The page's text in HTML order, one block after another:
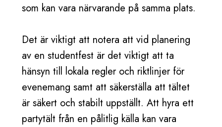
som kan vara närvarande på samma plats.
Det är viktigt att notera att vid planering
av en studentfest är det viktigt att ta
hänsyn till lokala regler och riktlinjer för
evenemang samt att säkerställa att tältet
är säkert och stabilt uppställt. Att hyra ett
partytält från en pålitlig källa kan vara